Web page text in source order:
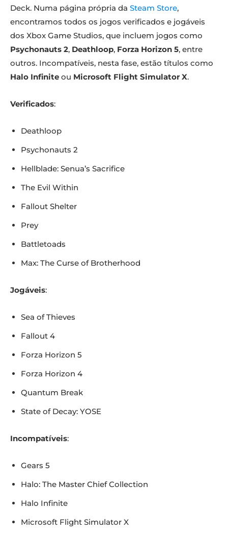
Deck. Numa página própria da Steam Store,
encontramos todos os jogos verificados e jogáveis
dos Xbox Game Studios, que incluem jogos como
Psychonauts 2, Deathloop, Forza Horizon 5, entre
outros. Incompatíveis, nesta fase, estão títulos como
Halo Infinite ou Microsoft Flight Simulator X.
Verificados:
Deathloop
Psychonauts 2
Hellblade: Senua’s Sacrifice
The Evil Within
Fallout Shelter
Prey
Battletoads
Max: The Curse of Brotherhood
Jogáveis:
Sea of Thieves
Fallout 4
Forza Horizon 5
Forza Horizon 4
Quantum Break
State of Decay: YOSE
Incompatíveis:
Gears 5
Halo: The Master Chief Collection
Halo Infinite
Microsoft Flight Simulator X